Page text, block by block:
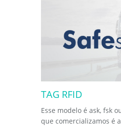
TAG RFID
Esse modelo é ask, fsk
que comercializamos é